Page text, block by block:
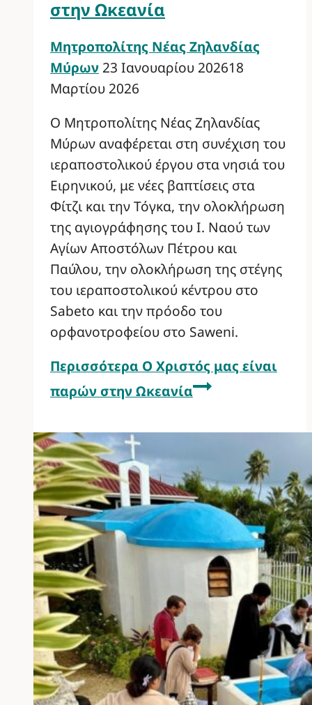
στην Ωκεανία
Μητροπολίτης Νέας Ζηλανδίας
Μύρων 23 Ιανουαρίου 202618
Μαρτίου 2026
Ο Μητροπολίτης Νέας Ζηλανδίας
Μύρων αναφέρεται στη συνέχιση του
ιεραποστολικού έργου στα νησιά του
Ειρηνικού, με νέες βαπτίσεις στα
Φίτζι και την Τόγκα, την ολοκλήρωση
της αγιογράφησης του Ι. Ναού των
Αγίων Αποστόλων Πέτρου και
Παύλου, την ολοκλήρωση της στέγης
του ιεραποστολικού κέντρου στο
Sabeto και την πρόοδο του
ορφανοτροφείου στο Saweni.
Περισσότερα Ο Χριστός μας είναι
παρών στην Ωκεανία